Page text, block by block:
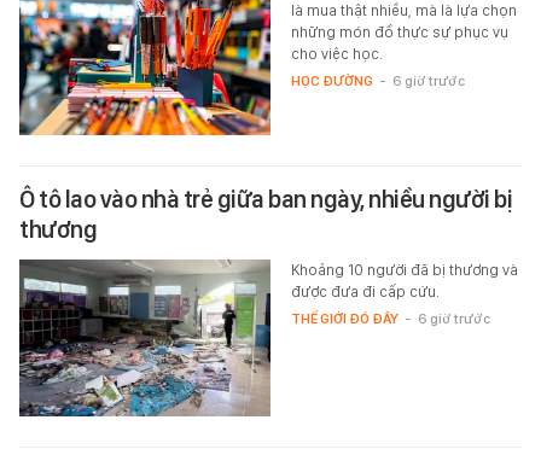
là mua thật nhiều, mà là lựa chọn
những món đồ thực sự phục vụ
cho việc học.
HỌC ĐƯỜNG - 6 giờ trước
Ô tô lao vào nhà trẻ giữa ban ngày, nhiều người bị
thương
Khoảng 10 người đã bị thương và
được đưa đi cấp cứu.
THẾ GIỚI ĐÓ ĐÂY - 6 giờ trước